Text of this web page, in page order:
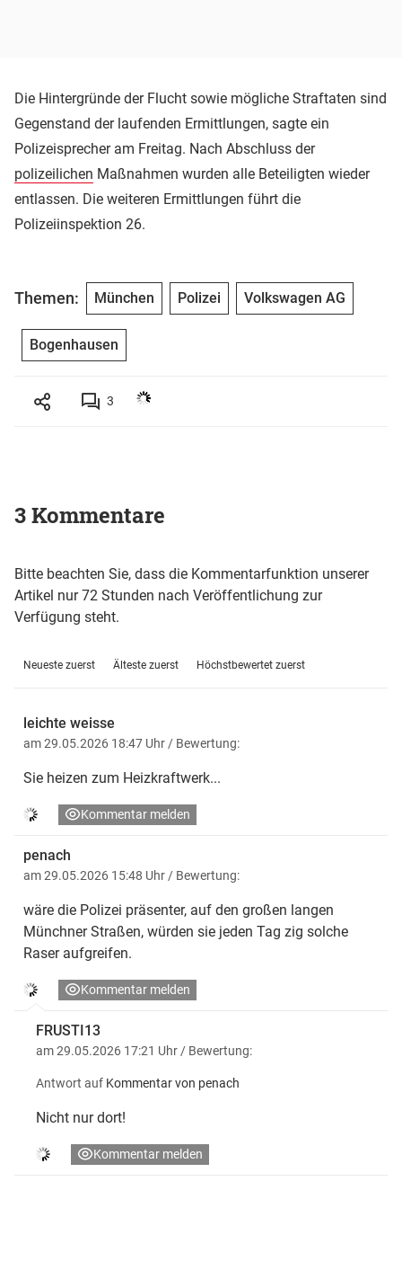
Die Hintergründe der Flucht sowie mögliche Straftaten sind
Gegenstand der laufenden Ermittlungen, sagte ein
Polizeisprecher am Freitag. Nach Abschluss der
polizeilichen Maßnahmen wurden alle Beteiligten wieder
entlassen. Die weiteren Ermittlungen führt die
Polizeiinspektion 26.
Themen: München Polizei Volkswagen AG
Bogenhausen
3
3 Kommentare
Bitte beachten Sie, dass die Kommentarfunktion unserer
Artikel nur 72 Stunden nach Veröffentlichung zur
Verfügung steht.
Neueste zuerst Älteste zuerst Höchstbewertet zuerst
leichte weisse
am 29.05.2026 18:47 Uhr / Bewertung:
Sie heizen zum Heizkraftwerk...
Kommentar melden
penach
am 29.05.2026 15:48 Uhr / Bewertung:
wäre die Polizei präsenter, auf den großen langen
Münchner Straßen, würden sie jeden Tag zig solche
Raser aufgreifen.
Kommentar melden
FRUSTI13
am 29.05.2026 17:21 Uhr / Bewertung:
Antwort auf Kommentar von penach
Nicht nur dort!
Kommentar melden